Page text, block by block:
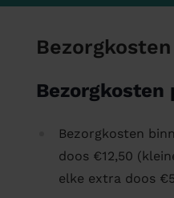
Bezorgkosten
Bezorgkosten
Bezorgkosten
doos €12,50
elke extra doos